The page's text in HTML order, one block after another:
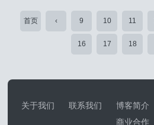
首页 ‹ 9 10 11
16 17 18
关于我们 联系我们 博客简介
商业合作